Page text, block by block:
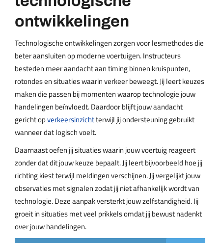
ontwikkelingen
Technologische ontwikkelingen zorgen voor lesmethodes die
beter aansluiten op moderne voertuigen. Instructeurs
besteden meer aandacht aan timing binnen kruispunten,
rotondes en situaties waarin verkeer beweegt. Jij leert keuzes
maken die passen bij momenten waarop technologie jouw
handelingen beïnvloedt. Daardoor blijft jouw aandacht
gericht opverkeersinzichtterwijl jij ondersteuning gebruikt
wanneer dat logisch voelt.
Daarnaast oefen jij situaties waarin jouw voertuig reageert
zonder dat dit jouw keuze bepaalt. Jij leert bijvoorbeeld hoe jij
richting kiest terwijl meldingen verschijnen. Jij vergelijkt jouw
observaties met signalen zodat jij niet afhankelijk wordt van
technologie. Deze aanpak versterkt jouw zelfstandigheid. Jij
groeit in situaties met veel prikkels omdat jij bewust nadenkt
over jouw handelingen.